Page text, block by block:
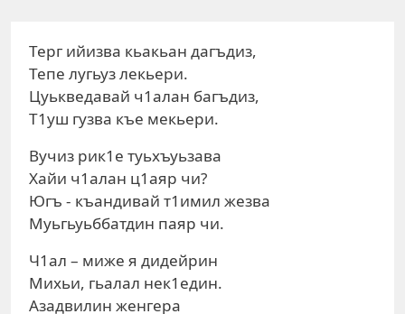
Терг ийизва кьакьан дагъдиз,
Тепе лугьуз лекьери.
Цуькведавай ч1алан багъдиз,
Т1уш гузва къе мекьери.
Вучиз рик1е туьхъуьзава
Хайи ч1алан ц1аяр чи?
Югъ - къандивай т1имил жезва
Муьгьуьббатдин паяр чи.
Ч1ал – миже я дидейрин
Михьи, гьалал нек1един.
Азадвилин женгера